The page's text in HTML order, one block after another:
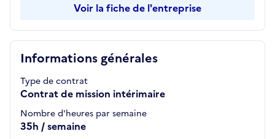
Informations générales
Type de contrat
Contrat de mission intérimaire
Nombre d'heures par semaine
35h / semaine
Voir la fiche de l'entreprise